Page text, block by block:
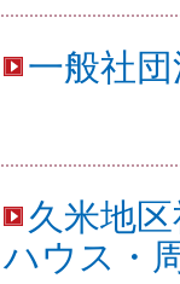
一般社
久米地
ハウス・